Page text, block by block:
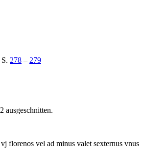
278 – 279
ausgeschnitten.
florenos vel ad minus valet sexternus vnus